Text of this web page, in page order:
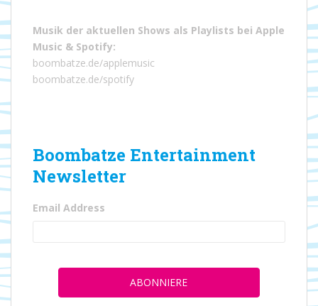
Musik der aktuellen Shows als Playlists bei Apple
Music & Spotify:
boombatze.de/applemusic
boombatze.de/spotify
Boombatze Entertainment
Newsletter
Email Address